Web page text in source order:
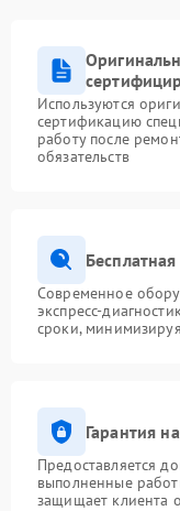
Используются
сертификацию
работу после
обязательств
Современное
экспресс-
сроки,
Гарантия
Предоставляется
выполненные
защищает клиента